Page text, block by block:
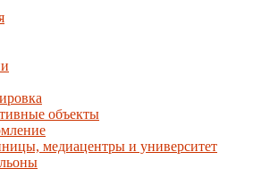
объекты
медиацентры и университет